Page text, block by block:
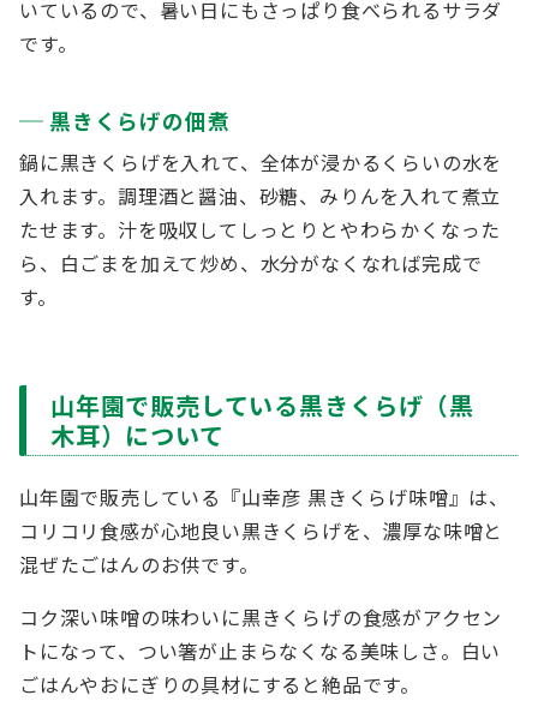
いているので、暑い日にもさっぱり食べられるサラダ
です。
黒きくらげの佃煮
鍋に黒きくらげを入れて、全体が浸かるくらいの水を
入れます。調理酒と醤油、砂糖、みりんを入れて煮立
たせます。汁を吸収してしっとりとやわらかくなった
ら、白ごまを加えて炒め、水分がなくなれば完成で
す。
山年園で販売している黒きくらげ（黒
木耳）について
山年園で販売している『山幸彦 黒きくらげ味噌』は、
コリコリ食感が心地良い黒きくらげを、濃厚な味噌と
混ぜたごはんのお供です。
コク深い味噌の味わいに黒きくらげの食感がアクセン
トになって、つい箸が止まらなくなる美味しさ。白い
ごはんやおにぎりの具材にすると絶品です。